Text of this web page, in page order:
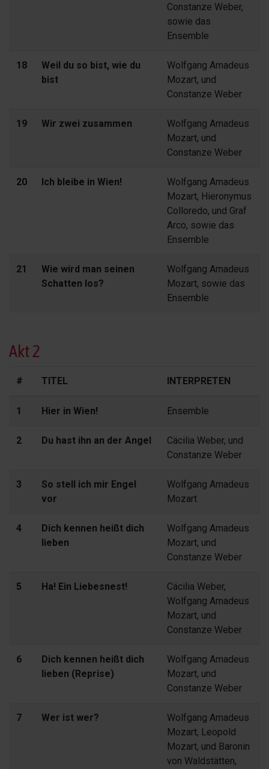
Constanze Weber,
sowie das
Ensemble
18
Weil du so bist, wie du
bist
Wolfgang Amadeus
Mozart, und
Constanze Weber
19 Wir zwei zusammen
Wolfgang Amadeus
Mozart, und
Constanze Weber
20 Ich bleibe in Wien!
Wolfgang Amadeus
Mozart, Hieronymus
Colloredo, und Graf
Arco, sowie das
Ensemble
21
Wie wird man seinen
Schatten los?
Wolfgang Amadeus
Mozart, sowie das
Ensemble
Akt 2
# TITEL INTERPRETEN
1 Hier in Wien! Ensemble
2 Du hast ihn an der Angel
Cäcilia Weber, und
Constanze Weber
3
So stell ich mir Engel
vor
Wolfgang Amadeus
Mozart
4
Dich kennen heißt dich
lieben
Wolfgang Amadeus
Mozart, und
Constanze Weber
5 Ha! Ein Liebesnest!
Cäcilia Weber,
Wolfgang Amadeus
Mozart, und
Constanze Weber
6
Dich kennen heißt dich
lieben (Reprise)
Wolfgang Amadeus
Mozart, und
Constanze Weber
7 Wer ist wer?
Wolfgang Amadeus
Mozart, Leopold
Mozart, und Baronin
von Waldstätten,